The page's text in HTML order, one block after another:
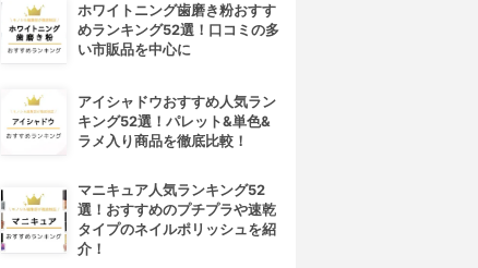
ホワイトニング歯磨き粉おすす
めランキング52選！口コミの多
い市販品を中心に
アイシャドウおすすめ人気ラン
キング52選！パレット&単色&
ラメ入り商品を徹底比較！
マニキュア人気ランキング52
選！おすすめのプチプラや速乾
タイプのネイルポリッシュを紹
介！